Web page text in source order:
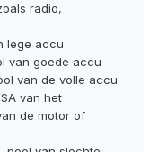
radio,
lege accu
van goede accu
van de volle accu
van het
de motor of